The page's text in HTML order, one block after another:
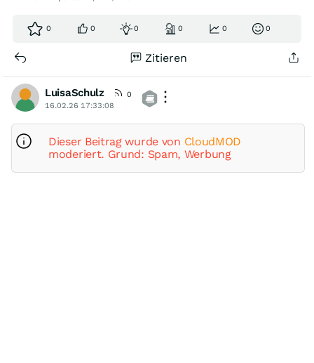
0 0 0 0 0 0
Zitieren
LuisaSchulz
0
16.02.26 17:33:08
Dieser Beitrag wurde von CloudMOD
moderiert. Grund: Spam, Werbung